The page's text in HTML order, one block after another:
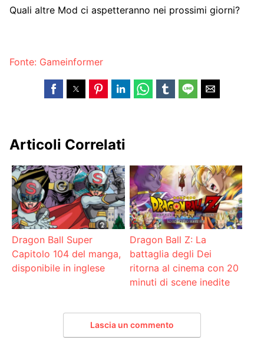
Quali altre Mod ci aspetteranno nei prossimi giorni?
Fonte: Gameinformer
Articoli Correlati
Dragon Ball Super
Capitolo 104 del manga,
disponibile in inglese
Dragon Ball Z: La
battaglia degli Dei
ritorna al cinema con 20
minuti di scene inedite
Lascia un commento